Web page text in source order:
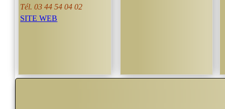
Tél.03 44 54 04 02
SITE WEB